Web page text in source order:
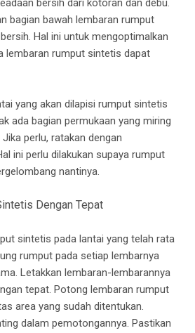
bersih dari kotoran dan debu.
bagian bawah lembaran rumput
Hal ini untuk mengoptimalkan
lembaran rumput sintetis dapat
yang akan dilapisi rumput sintetis
ada bagian permukaan yang miring
perlu, ratakan dengan
ini perlu dilakukan supaya rumput
nantinya.
Dengan Tepat
sintetis pada lantai yang telah rata
rumput pada setiap lembarnya
Letakkan lembaran-lembarannya
tepat. Potong lembaran rumput
area yang sudah ditentukan.
dalam pemotongannya. Pastikan